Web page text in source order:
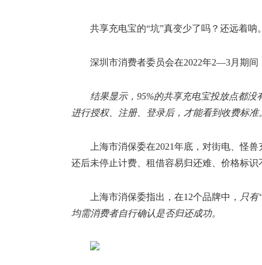
共享充电宝的“坑”真变少了吗？还远着呐
深圳市消费者委员会在2022年2—3月期
结果显示，95%的共享充电宝投放点都
进行授权、注册、登录后，才能看到收费标准
上海市消保委在2021年底，对街电、怪
还后未停止计费、租借容易归还难、价格标
上海市消保委指出，在12个品牌中， 只
均需消费者自行确认是否归还成功。